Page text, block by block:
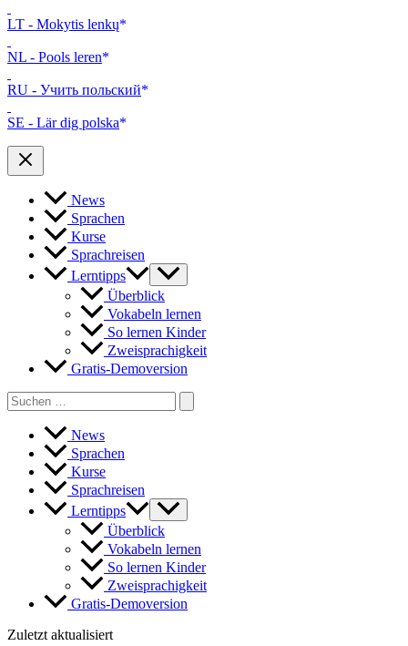
LT - Mokytis lenkų
NL - Pools leren
RU - Учить польский
SE - Lär dig polska
News
Sprachen
Kurse
Sprachreisen
Lerntipps
Überblick
Vokabeln lernen
So lernen Kinder
Zweisprachigkeit
Gratis-Demoversion
Search
for:
News
Sprachen
Kurse
Sprachreisen
Lerntipps
Überblick
Vokabeln lernen
So lernen Kinder
Zweisprachigkeit
Gratis-Demoversion
Zuletzt aktualisiert